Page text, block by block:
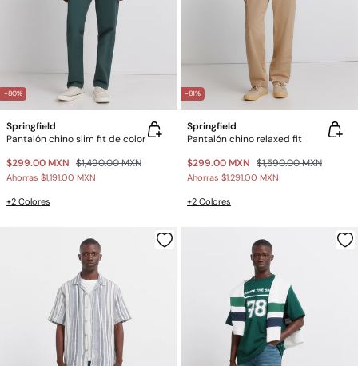
-80%
Springfield
Pantalón chino slim fit de color
$299.00 MXN $1,490.00 MXN
Ahorras $1,191.00 MXN
+2 Colores
-81%
Springfield
Pantalón chino relaxed fit
$299.00 MXN $1,590.00 MXN
Ahorras $1,291.00 MXN
+2 Colores